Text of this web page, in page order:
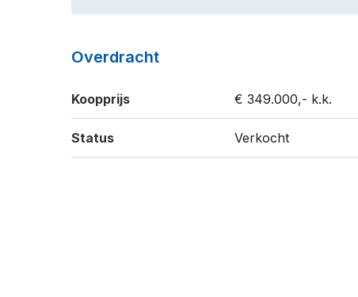
Overdracht
Koopprijs € 349.000,- k.k.
Status Verkocht